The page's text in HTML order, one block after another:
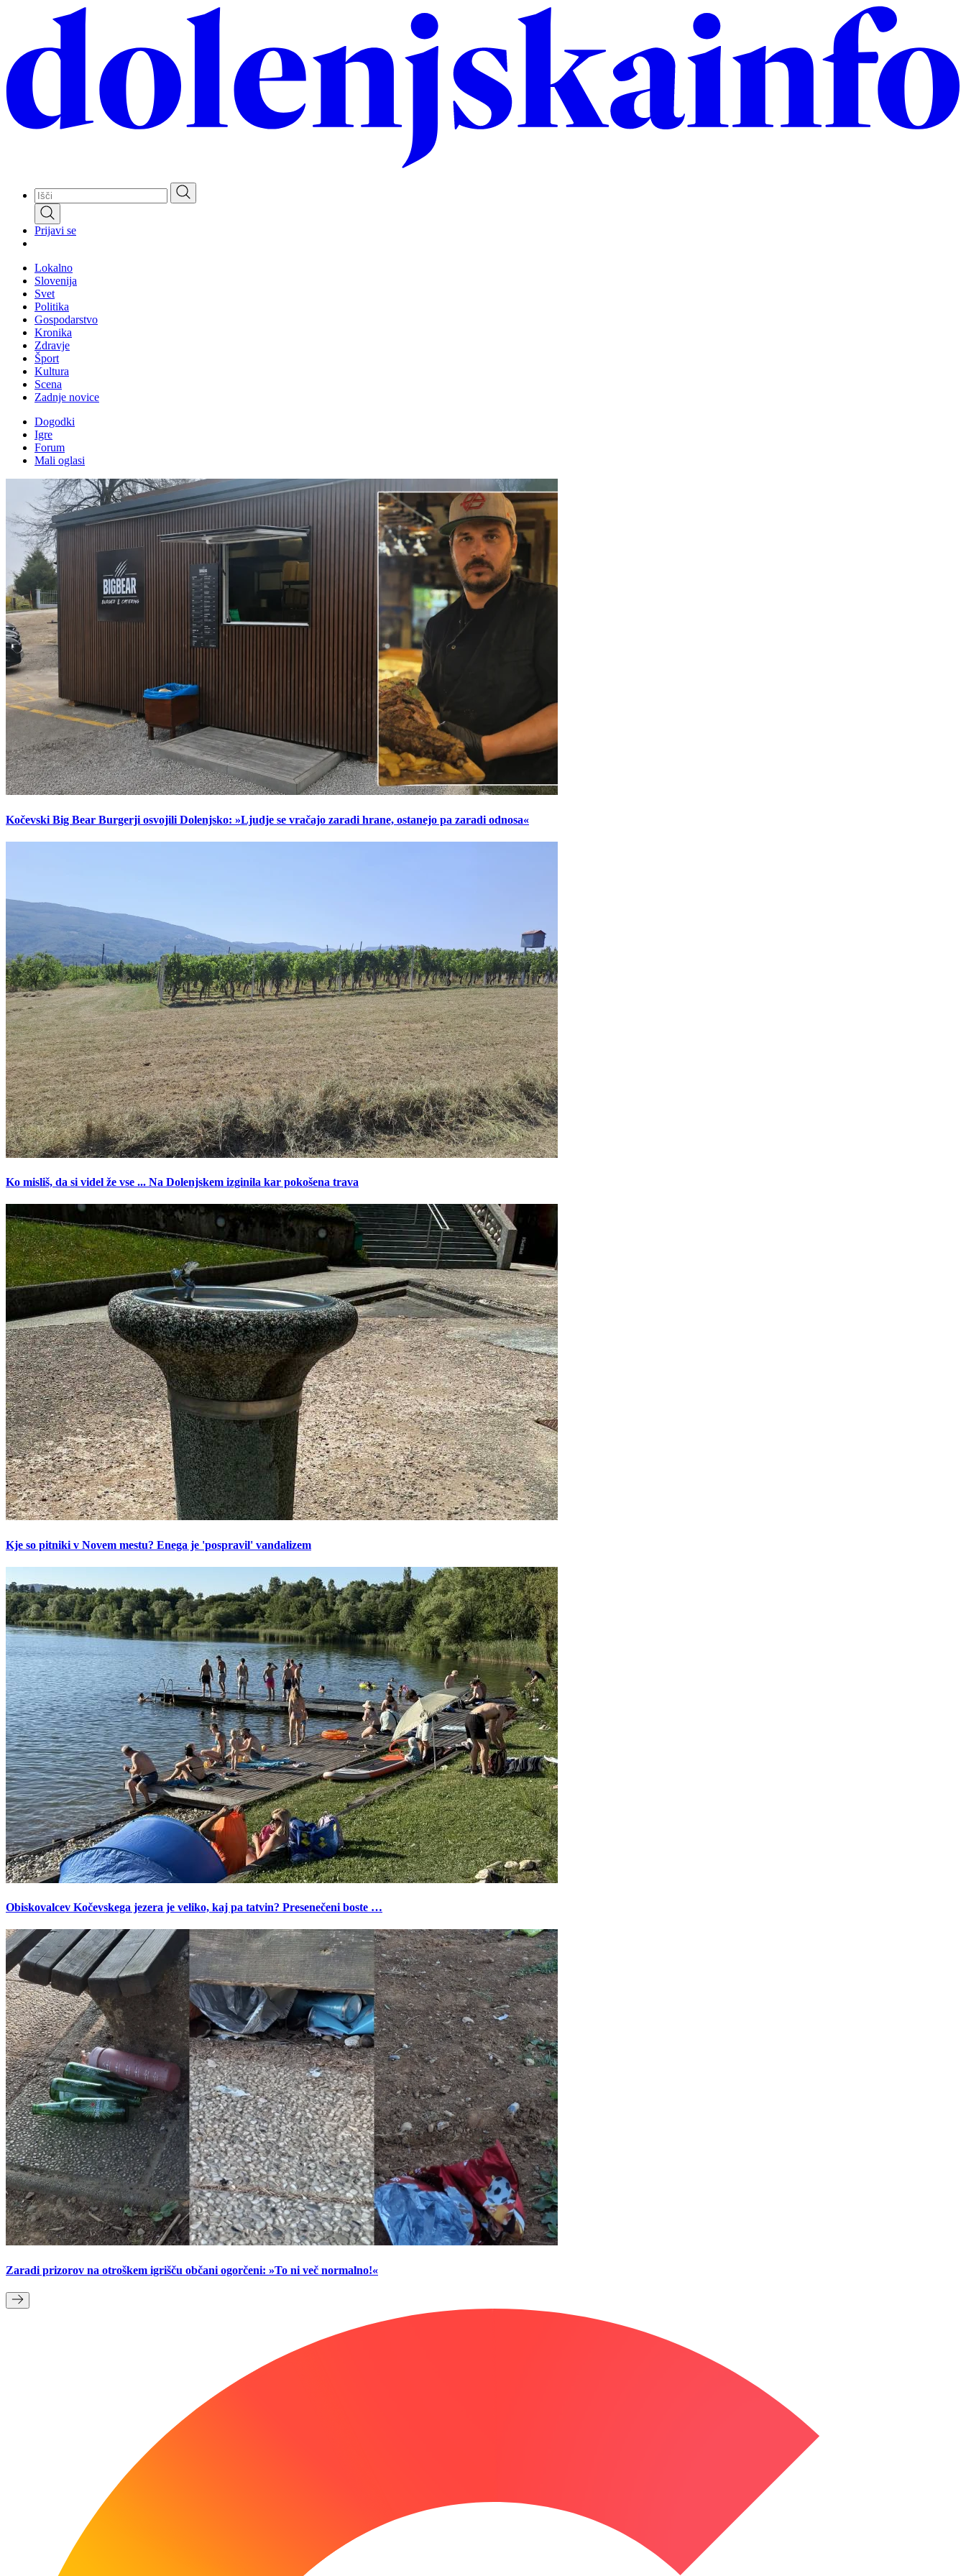
content
Prijavi se
Lokalno
Slovenija
Svet
Politika
Gospodarstvo
Kronika
Zdravje
Šport
Kultura
Scena
Zadnje novice
Dogodki
Igre
Forum
Mali oglasi
Kočevski Big Bear Burgerji osvojili Dolenjsko: »Ljudje se vračajo zaradi hrane, ostanejo pa zaradi odnosa«
Ko misliš, da si videl že vse ... Na Dolenjskem izginila kar pokošena trava
Kje so pitniki v Novem mestu? Enega je 'pospravil' vandalizem
Obiskovalcev Kočevskega jezera je veliko, kaj pa tatvin? Presenečeni boste …
Zaradi prizorov na otroškem igrišču občani ogorčeni: »To ni več normalno!«